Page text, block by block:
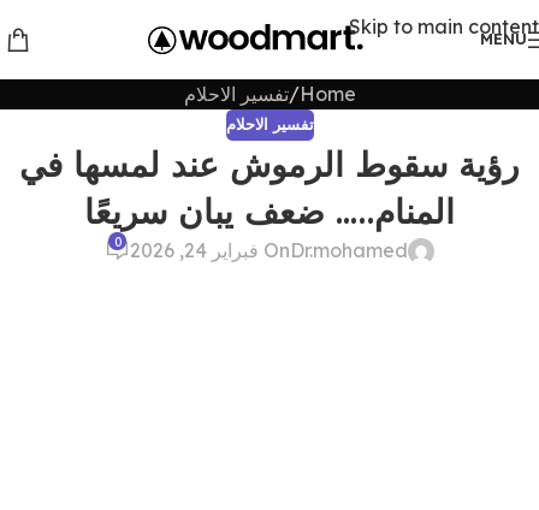
Skip to main content
MENU
Home تفسير الاحلام
تفسير الاحلام
رؤية سقوط الرموش عند لمسها في
المنام….. ضعف يبان سريعًا
Dr.mohamedOn فبراير 24, 2026 0